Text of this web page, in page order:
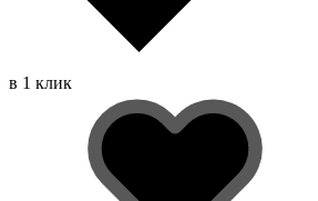
в 1 клик